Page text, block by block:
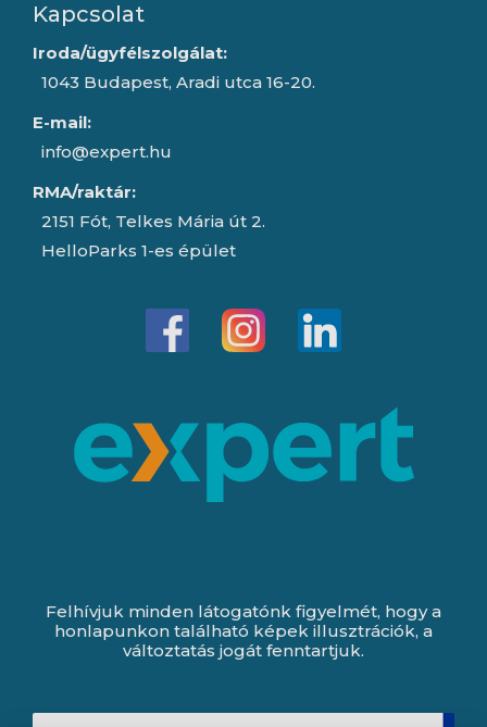
Kapcsolat
Iroda/ügyfélszolgálat:
1043 Budapest, Aradi utca 16-20.
E-mail:
info@expert.hu
RMA/raktár:
2151 Fót, Telkes Mária út 2.
HelloParks 1-es épület
Felhívjuk minden látogatónk figyelmét, hogy a
honlapunkon található képek illusztrációk, a
változtatás jogát fenntartjuk.